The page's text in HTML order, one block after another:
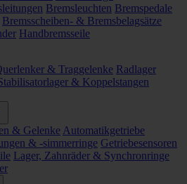
Bremsleuchten Bremspedale
Bremsscheiben- & Bremsbelagsätze
Handbremsseile
& Traggelenke Radlager
& Koppelstangen
& Gelenke Automatikgetriebe
& -simmerringe Getriebesensoren
Lager, Zahnräder & Synchronringe